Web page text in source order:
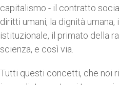
capitalismo - il contratto
diritti umani, la dignità umana,
istituzionale, il primato della
scienza, e così via.
Tutti questi concetti, che noi